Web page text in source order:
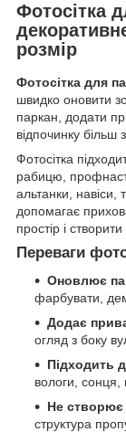
Фотосітка
розмір
Фотосітка для
швидко оновити
паркан, додати
відпочинку
Фотосітка
рабицю,
альтанки, навіси,
допомагає
простір і
Переваги
Оновлює
фарбувати,
Додає
огляд з боку
Підходить
вологи, сонця,
Не створює
структура